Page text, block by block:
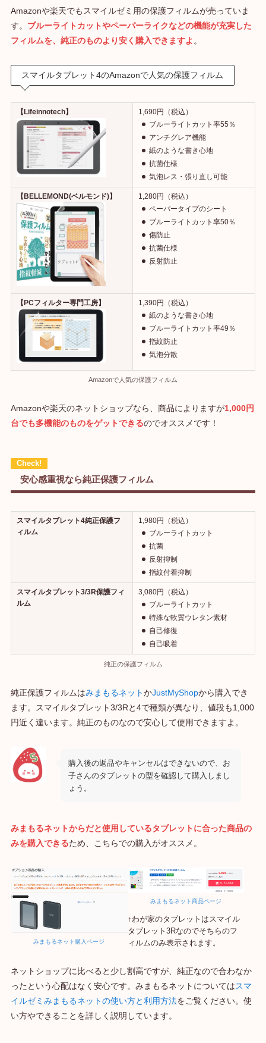
Amazonや楽天でもスマイルゼミ用の保護フィルムが売っていま
す。 ブルーライトカットやペーパーライクなどの機能が充実した
フィルムを、純正のものより安く購入できますよ 。
スマイルタブレット4のAmazonで人気の保護フィルム
【Lifeinnotech】
1,690円（税込）
ブルーライトカット率55％
アンチグレア機能
紙のような書き心地
抗菌仕様
気泡レス・張り直し可能
【BELLEMOND(ベルモンド)】
1,280円（税込）
ペーパータイプのシート
ブルーライトカット率50％
傷防止
抗菌仕様
反射防止
【PCフィルター専門工房】
1,390円（税込）
紙のような書き心地
ブルーライトカット率49％
指紋防止
気泡分散
Amazonで人気の保護フィルム
Amazonや楽天のネットショップなら、商品によりますが1,000円
台でも多機能のものをゲットできるのでオススメです！
安心感重視なら純正保護フィルム
スマイルタブレット4純正保護フ
ィルム
1,980円（税込）
ブルーライトカット
抗菌
反射抑制
指紋付着抑制
スマイルタブレット3/3R保護フィ
ルム
3,080円（税込）
ブルーライトカット
特殊な軟質ウレタン素材
自己修復
自己吸着
純正の保護フィルム
純正保護フィルムはみまもるネットかJustMyShopから購入でき
ます。スマイルタブレット3/3Rと4で種類が異なり、値段も1,000
円近く違います。純正のものなので安心して使用できますよ。
購入後の返品やキャンセルはできないので、お
子さんのタブレットの型を確認して購入しまし
ょう。
みまもるネットからだと使用しているタブレットに合った商品の
みを購入できるため、こちらでの購入がオススメ。
みまもるネット購入ページ
みまもるネット商品ページ
↑わが家のタブレットはスマイル
タブレット3Rなのでそちらのフ
ィルムのみ表示されます。
ネットショップに比べると少し割高ですが、純正なので合わなか
ったという心配はなく安心です。みまもるネットについてはスマ
イルゼミみまもるネットの使い方と利用方法をご覧ください。使
い方やできることを詳しく説明しています。